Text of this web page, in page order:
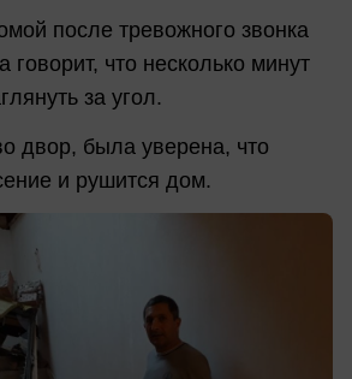
после тревожного звонка
говорит, что несколько минут
за угол.
двор, была уверена, что
и рушится дом.